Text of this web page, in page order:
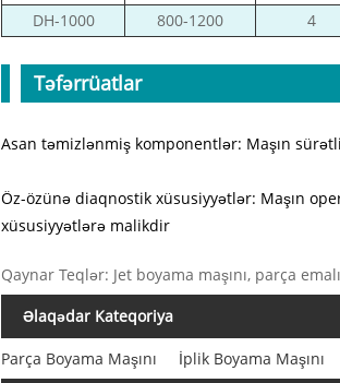
DH-1000
800-1200 4
Təfərrüatlar
Asan təmizlənmiş komponentlər: Maşın
Öz-özünə diaqnostik xüsusiyyətlər: Maşın
xüsusiyyətlərə malikdir
Qaynar Teqlər: Jet boyama maşını, parça
Əlaqədar Kateqoriya
Parça Boyama Maşını İplik Boyama Maşını